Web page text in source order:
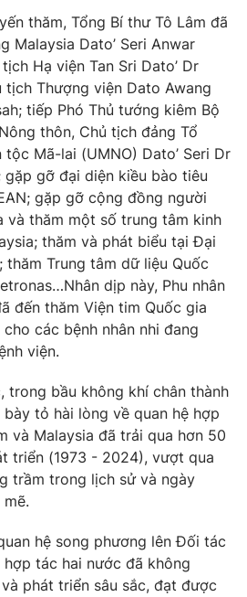
lai
Podcast
Shorts video
VTV Thể thao
Bất động sản
Tấm lòng Việt
thăm, Tổng Bí thư Tô Lâm đã
Malaysia Dato’ Seri Anwar
Hạ viện Tan Sri Dato’ Dr
tịch Thượng viện Dato Awang
tiếp Phó Thủ tướng kiêm Bộ
thôn, Chủ tịch đảng Tổ
Mã-lai (UMNO) Dato’ Seri Dr
gặp gỡ đại diện kiều bào tiêu
gặp gỡ cộng đồng người
và thăm một số trung tâm kinh
thăm và phát biểu tại Đại
thăm Trung tâm dữ liệu Quốc
dịp này, Phu nhân
đến thăm Viện tim Quốc gia
các bệnh nhân nhi đang
viện.
trong bầu không khí chân thành
tỏ hài lòng về quan hệ hợp
và Malaysia đã trải qua hơn 50
triển (1973 - 2024), vượt qua
trầm trong lịch sử và ngày
hệ song phương lên Đối tác
tác hai nước đã không
phát triển sâu sắc, đạt được